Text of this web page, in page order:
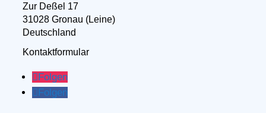
Zur Deßel 17
31028 Gronau (Leine)
Deutschland
Kontaktformular
Folgen
Folgen